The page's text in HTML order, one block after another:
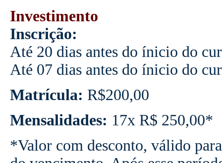
Investimento
Inscrição:
Até 20 dias antes do ínicio do
Até 07 dias antes do ínicio do
Matrícula: R$200,00
Mensalidades: 17x R$ 250,00*
*Valor com desconto, válido